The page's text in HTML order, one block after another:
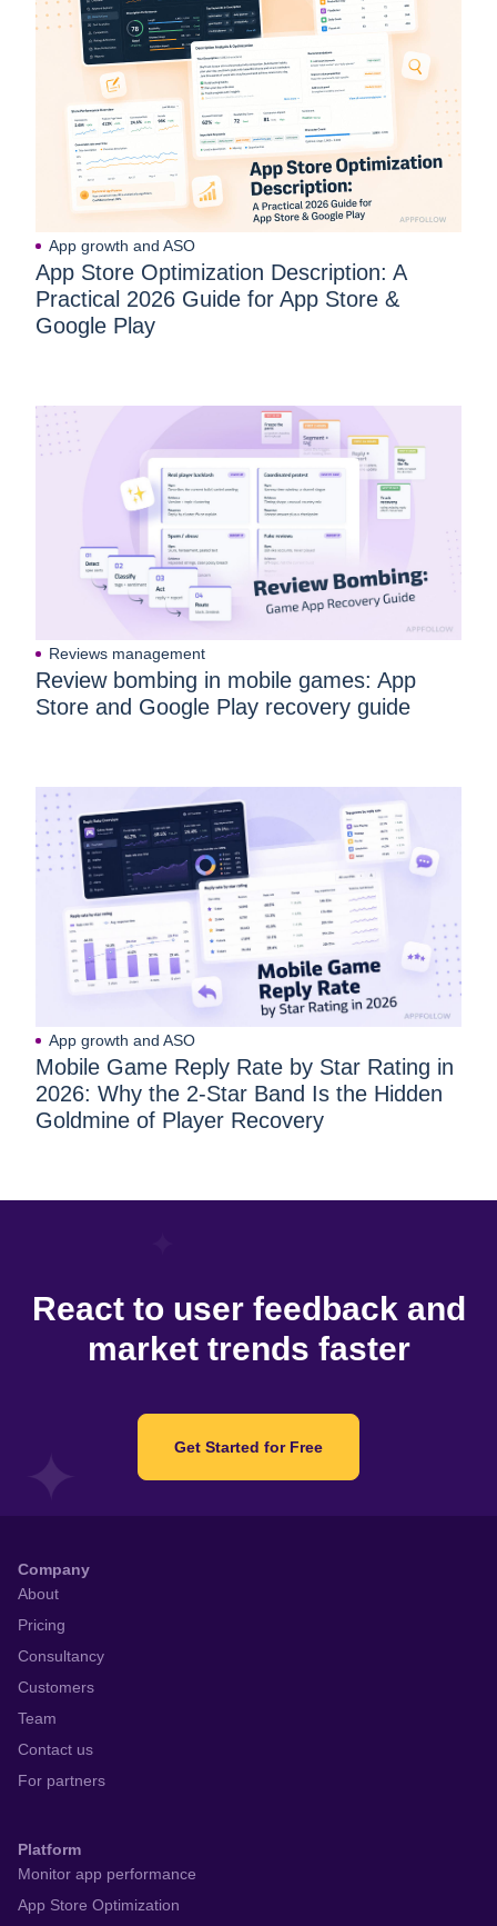
App growth and ASO
App Store Optimization Description: A
Practical 2026 Guide for App Store &
Google Play
Reviews management
Review bombing in mobile games: App
Store and Google Play recovery guide
App growth and ASO
Mobile Game Reply Rate by Star Rating in
2026: Why the 2-Star Band Is the Hidden
Goldmine of Player Recovery
React to user feedback and
market trends faster
Get Started for Free
Company
About
Pricing
Consultancy
Customers
Team
Contact us
For partners
Platform
Monitor app performance
App Store Optimization